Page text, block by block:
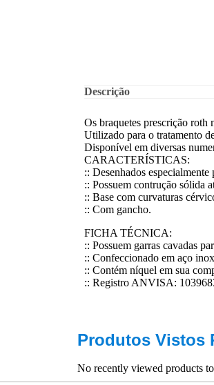
Descrição
Os braquetes prescrição
Utilizado para o tratamento
Disponível em diversas
CARACTERÍSTICAS:
:: Desenhados
:: Possuem contrução sólida
:: Base com curvaturas
:: Com gancho.
FICHA TÉCNICA:
:: Possuem garras cavadas
:: Confeccionado em aço
:: Contém níquel em sua
:: Registro ANVISA:
Produtos Vistos
No recently viewed products